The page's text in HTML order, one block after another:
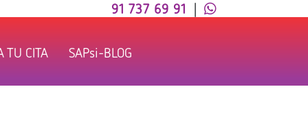
91 737 69 91 |
TU CITA SAPsi-BLOG